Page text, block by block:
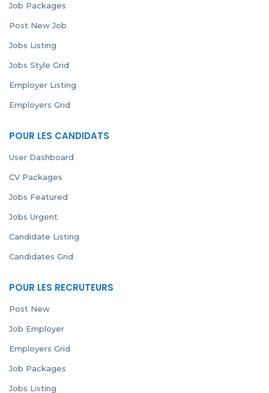
Job Packages
Post New Job
Jobs Listing
Jobs Style Grid
Employer Listing
Employers Grid
POUR LES CANDIDATS
User Dashboard
CV Packages
Jobs Featured
Jobs Urgent
Candidate Listing
Candidates Grid
POUR LES RECRUTEURS
Post New
Job Employer
Employers Grid
Job Packages
Jobs Listing